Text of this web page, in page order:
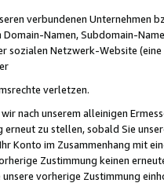
verbundenen Unternehmen
Namen, Subdomain-
sozialen Netzwerk-Website
verletzen.
nach unserem alleinigen
zu stellen, sobald Sie
Konto im Zusammenhang mit
Zustimmung keinen
unsere vorherige Zustimmung